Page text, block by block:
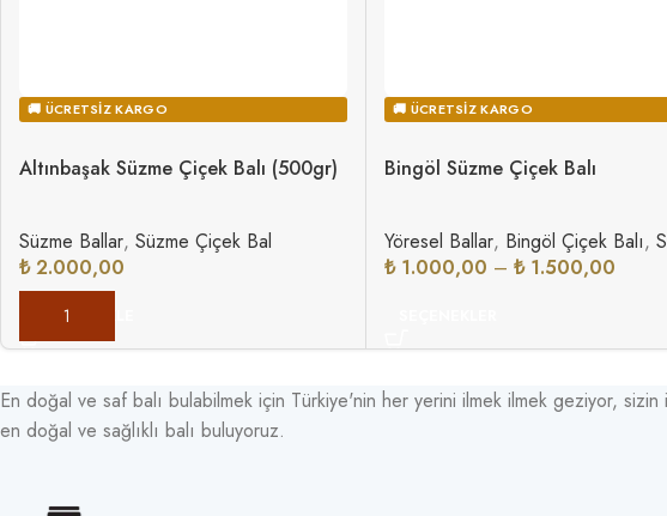
🚚 ÜCRETSIZ KARGO
Altınbaşak Süzme Çiçek Balı (500gr)
Süzme Ballar, Süzme Çiçek Bal
₺2.000,00
SEPETE EKLE
🚚 ÜCRETSIZ KARGO
Bingöl Süzme Çiçek Balı
Yöresel Ballar, Bingöl Çiçek Balı,
₺1.000,00 – ₺1.500,00
En doğal ve saf balı bulabilmek için Türkiye'nin her yerini ilmek ilmek geziyor, sizin
en doğal ve sağlıklı balı buluyoruz.